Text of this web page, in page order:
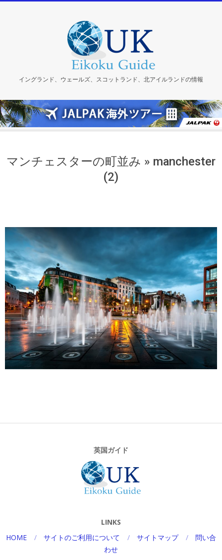
イングランド、ウェールズ、スコットランド、北アイルランドの情報
マンチェスターの町並み » manchester
(2)
英国ガイド
LINKS
HOME
サイトのご利用について サイトマップ
問い合
わせ